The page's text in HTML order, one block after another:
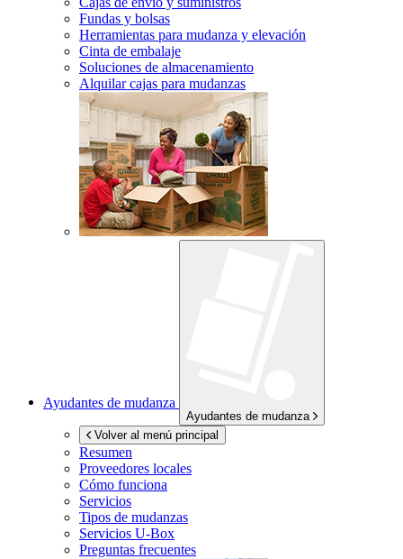
Fundas y bolsas
Herramientas para mudanza y elevación
Cinta de embalaje
Soluciones de almacenamiento
Alquilar cajas para mudanzas
Ayudantes de mudanza
Ayudantes de mudanza
Volver al menú principal
Resumen
Proveedores locales
Cómo funciona
Servicios
Tipos de mudanzas
Servicios U-Box
Preguntas frecuentes